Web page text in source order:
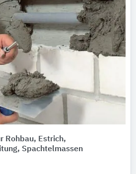
Rohbau, Estrich,
Spachtelmassen